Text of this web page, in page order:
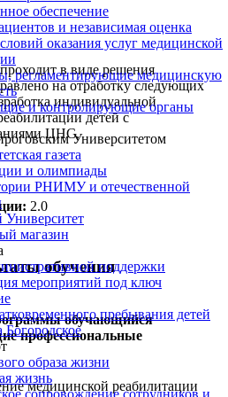
обеспечение
и независимая оценка
оказания услуг медицинской
регламентирующие медицинскую
и контролирующие органы
Университетом
газета
и олимпиады
РНИМУ и отечественной
магазин
поддержки
мероприятий под ключ
пребывания детей
Богородское
образа жизни
жизнь
сопровождение сотрудников и
в виде решения
на отработку следующих
индивидуальной
детей с
ЦНС.
2.0
обучения
обучающийся
профессиональные
медицинской реабилитации